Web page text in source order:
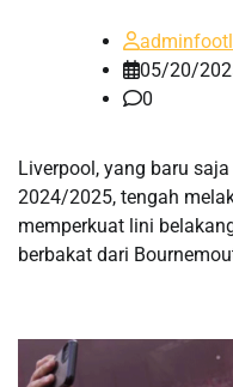
05/20/
0
Liverpool, yang baru
2024/2025, tengah
memperkuat lini
berbakat dari